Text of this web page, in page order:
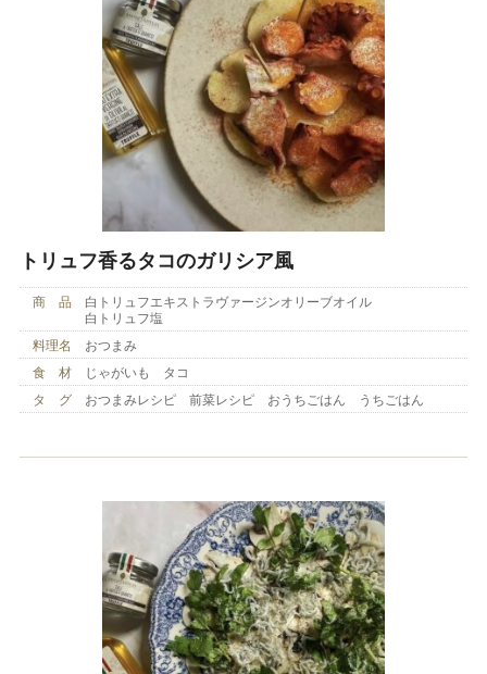
トリュフ香るタコのガリシア風
商 品
白トリュフエキストラヴァージンオリーブオイル
白トリュフ塩
料理名
おつまみ
食 材
じゃがいも タコ
タ グ
おつまみレシピ 前菜レシピ おうちごはん うちごはん